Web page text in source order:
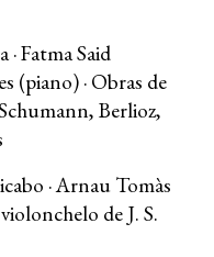
Fatma Said
(piano) · Obras de
Berlioz,
· Arnau Tomàs
de J. S.